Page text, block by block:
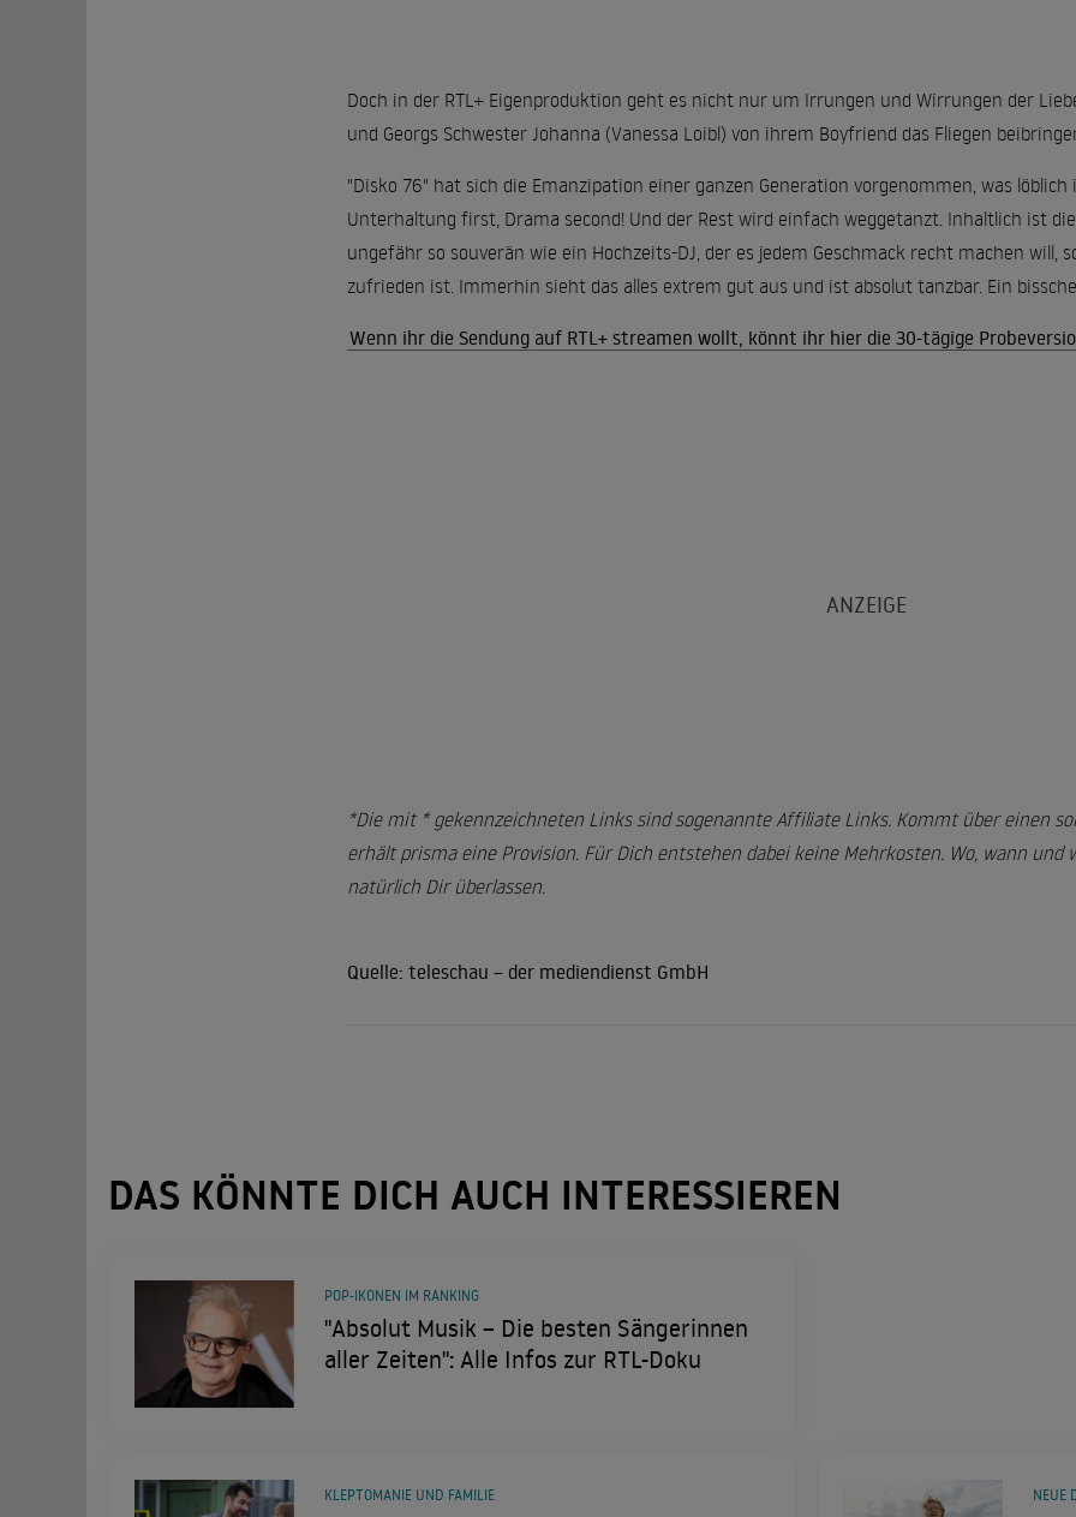
Doch in der RTL+ Eigenproduktion geht es nicht nur um Irrungen und Wirrungen der
und Georgs Schwester Johanna (Vanessa Loibl) von ihrem Boyfriend das Fliegen
"Disko 76" hat sich die Emanzipation einer ganzen Generation vorgenommen, was
Unterhaltung first, Drama second! Und der Rest wird einfach weggetanzt. Inhaltlich ist
ungefähr so souverän wie ein Hochzeits-DJ, der es jedem Geschmack recht machen will,
zufrieden ist. Immerhin sieht das alles extrem gut aus und ist absolut tanzbar. Ein
Wenn ihr die Sendung auf RTL+ streamen wollt, könnt ihr hier die 30-tägige
*Die mit * gekennzeichneten Links sind sogenannte Affiliate Links. Kommt über einen
erhält prisma eine Provision. Für Dich entstehen dabei keine Mehrkosten. Wo, wann
natürlich Dir überlassen.
Quelle: teleschau – der mediendienst GmbH
DAS KÖNNTE DICH AUCH INTERESSIEREN
"Absolut Musik – Die besten Sängerinnen
aller Zeiten": Alle Infos zur RTL-Doku
POP-IKONEN IM RANKING
KLEPTOMANIE UND FAMILIE NEUE